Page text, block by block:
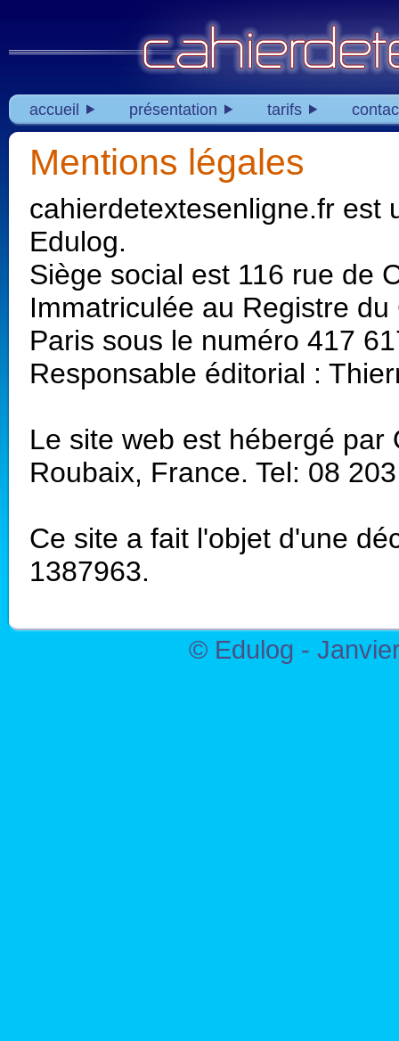
accueil présentation tarifs
Mentions légales
cahierdetextesenligne.fr est
Edulog.
Siège social est 116 rue de
Immatriculée au Registre
Paris sous le numéro 417
Responsable éditorial :
Le site web est hébergé
Roubaix, France. Tel: 08
Ce site a fait l'objet d'une
1387963.
© Edulog -